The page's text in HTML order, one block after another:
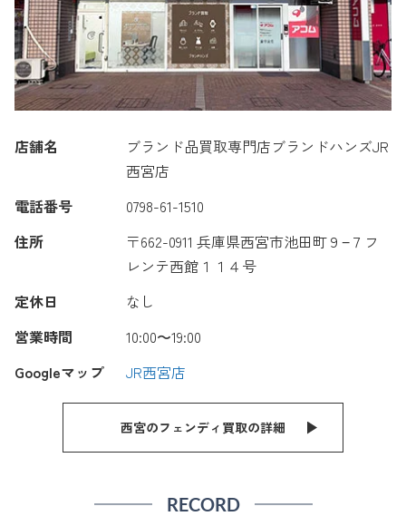
店舗名
ブランド品買取専門店ブランドハンズJR
西宮店
電話番号
0798-61-1510
住所
〒662-0911 兵庫県西宮市池田町９−７フ
レンテ西館１１４号
定休日
なし
営業時間
10:00〜19:00
Googleマップ
JR西宮店
西宮のフェンディ買取の詳細
RECORD